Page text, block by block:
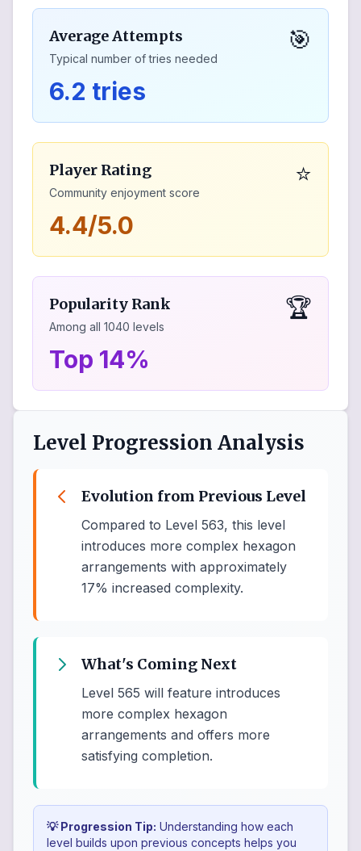
Average Attempts
Typical number of tries needed
🎯
6.2 tries
Player Rating
Community enjoyment score
⭐
4.4/5.0
Popularity Rank
Among all 1040 levels
🏆
Top 14%
Level Progression Analysis
Evolution from Previous Level
Compared to Level 563, this level
introduces more complex hexagon
arrangements with approximately
17% increased complexity.
What's Coming Next
Level 565 will feature introduces
more complex hexagon
arrangements and offers more
satisfying completion.
💡 Progression Tip: Understanding how each
level builds upon previous concepts helps you